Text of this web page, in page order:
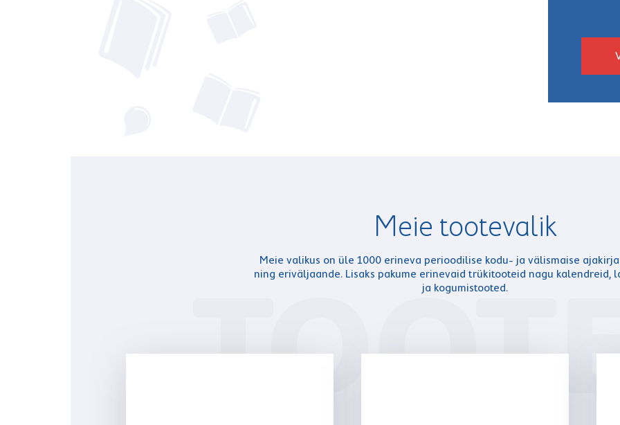
Meie tootevalik
Meie valikus on üle 1000 erineva perioodilise kodu- ja välismaise
ning eriväljaande. Lisaks pakume erinevaid trükitooteid nagu kalendreid,
ja kogumistooted.